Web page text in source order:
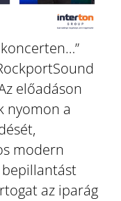
előadáson
nyomon a
modern
az iparág